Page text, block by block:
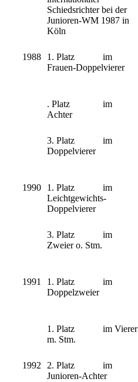
Schiedsrichter bei der
Junioren-WM 1987 in
Köln
1988
1. Platz im
Frauen-Doppelvierer
. Platz im
Achter
3. Platz im
Doppelvierer
1990
1. Platz im
Leichtgewichts-
Doppelvierer
3. Platz im
Zweier o. Stm.
1991
1. Platz im
Doppelzweier
1. Platz im Vierer
m. Stm.
1992
2. Platz im
Junioren-Achter